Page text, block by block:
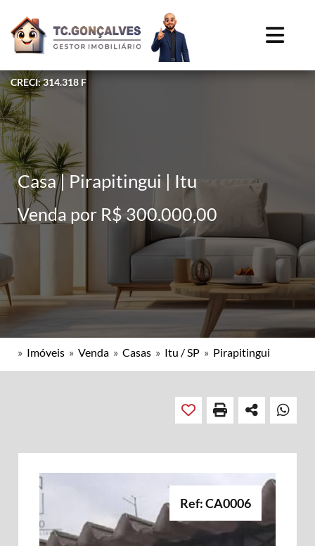
CRECI: 314.318 F
Casa | Pirapitingui | Itu
Venda por R$ 300.000,00
» Imóveis » Venda » Casas » Itu / SP » Pirapitingui
Ref: CA0006